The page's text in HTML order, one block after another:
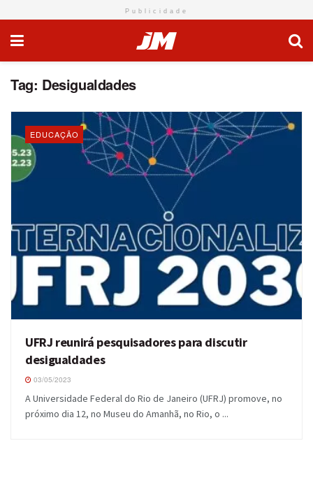
Publicidade
Tag: Desigualdades
EDUCAÇÃO
UFRJ reunirá pesquisadores para discutir
desigualdades
03/05/2023
A Universidade Federal do Rio de Janeiro (UFRJ) promove, no
próximo dia 12, no Museu do Amanhã, no Rio, o ...